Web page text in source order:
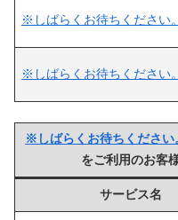
※しばらくお待ちください。
※しばらくお待ちください。
※しばらくお待ちください
をご利用のお客
サービス名